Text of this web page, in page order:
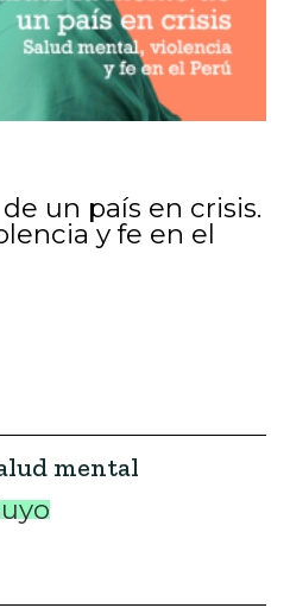
un país en crisis.
y fe en el
mental